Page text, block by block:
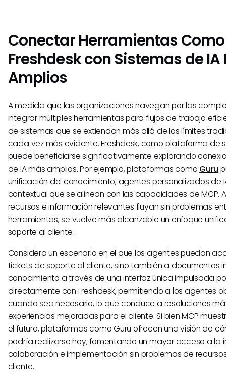
Conectar Herramientas Como
Freshdesk con Sistemas de IA
Amplios
A medida que las organizaciones navegan por las
integrar múltiples herramientas para flujos de trabajo
de sistemas que se extiendan más allá de los límites
cada vez más evidente. Freshdesk, como plataforma de
puede beneficiarse significativamente explorando
de IA más amplios. Por ejemplo, plataformas como Guru
unificación del conocimiento, agentes personalizados de
contextual que se alinean con las capacidades de MCP.
recursos e información relevantes fluyan sin problemas
herramientas, se vuelve más alcanzable un enfoque
soporte al cliente.
Considera un escenario en el que los agentes puedan
tickets de soporte al cliente, sino también a documentos
conocimiento a través de una interfaz única impulsada
directamente con Freshdesk, permitiendo a los agentes
cuando sea necesario, lo que conduce a resoluciones
experiencias mejoradas para el cliente. Si bien MCP
el futuro, plataformas como Guru ofrecen una visión de
podría realizarse hoy, fomentando un mayor acceso a la
colaboración e implementación sin problemas de
cliente.